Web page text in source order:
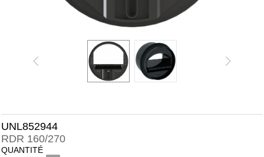
UNL852944
RDR 160/270
QUANTITÉ